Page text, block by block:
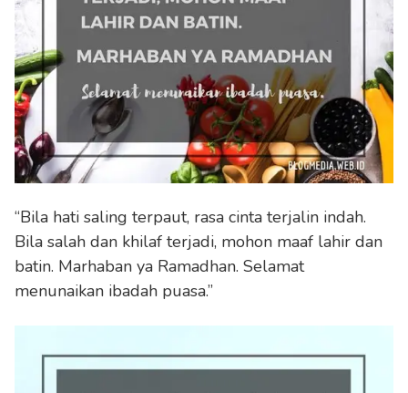
“Bila hati saling terpaut, rasa cinta terjalin indah.
Bila salah dan khilaf terjadi, mohon maaf lahir dan
batin. Marhaban ya Ramadhan. Selamat
menunaikan ibadah puasa.”